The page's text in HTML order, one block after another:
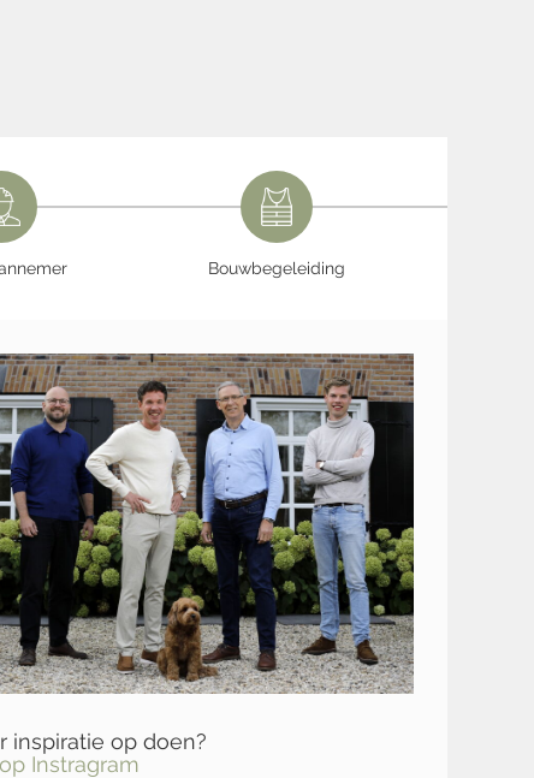
Bouwbegeleiding
inspiratie op doen?
Instragram